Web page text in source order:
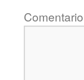
Comentario